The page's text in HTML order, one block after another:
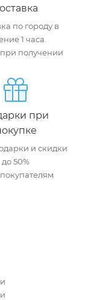
по городу в
1 часа.
получении
при
и скидки
до 50%